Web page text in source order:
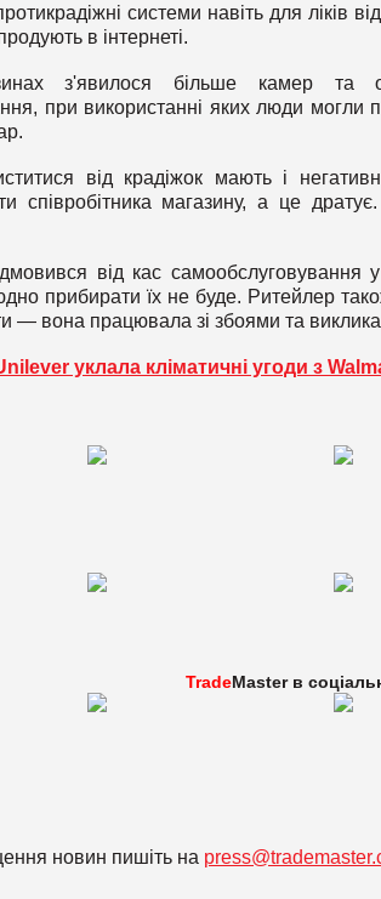
системи навіть для ліків
в інтернеті.
з'явилося більше камер та
при використанні яких люди могли
від крадіжок мають і
співробітника магазину, а це
від кас самообслуговування
прибирати їх не буде. Ритейлер
— вона працювала зі збоями та
уклала кліматичні угоди з
TradeMaster в
новин пишіть на